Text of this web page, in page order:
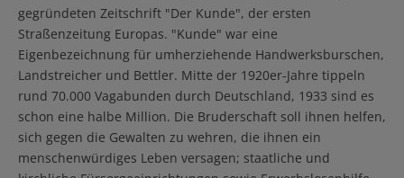
gegründeten Zeitschrift "Der Kunde", der ersten
Straßenzeitung Europas. "Kunde" war eine
Eigenbezeichnung für umherziehende Handwerksburschen,
Landstreicher und Bettler. Mitte der 1920er-Jahre tippeln
rund 70.000 Vagabunden durch Deutschland, 1933 sind es
schon eine halbe Million. Die Bruderschaft soll ihnen helfen,
sich gegen die Gewalten zu wehren, die ihnen ein
menschenwürdiges Leben versagen; staatliche und